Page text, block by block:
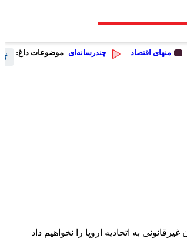
منهای اقتصاد چندرسانه‌ای موضوعات داغ: #
به اتحادیه اروپا را نخواهیم داد